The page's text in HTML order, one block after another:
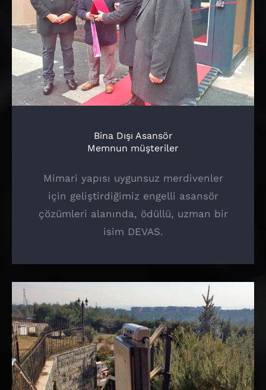
Bina Dışı Asansör
Memnun müşteriler
Mimari yapısı uygunsuz merdivenler
için geliştirdiğimiz engelli asansör
çözümleri alanında, ödüllü, uzman bir
isim DEVAS.